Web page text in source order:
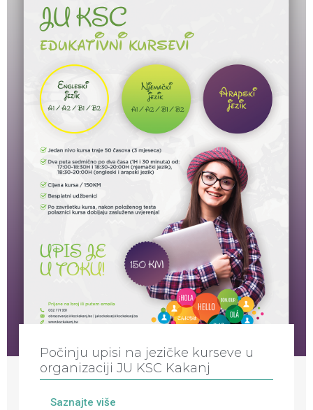
Počinju upisi na jezičke kurseve u
organizaciji JU KSC Kakanj
Saznajte više